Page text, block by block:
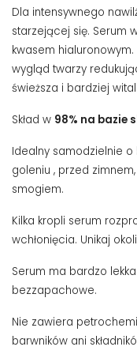
Dla intensywnego
starzejącej się. Serum
kwasem hialuronowym.
wygląd twarzy
świeższa i bardziej
Skład w 98% na bazie
Idealny samodzielnie o
goleniu , przed
smogiem.
Kilka kropli serum
wchłonięcia. Unikaj
Serum ma bardzo
bezzapachowe.
Nie zawiera
barwników ani